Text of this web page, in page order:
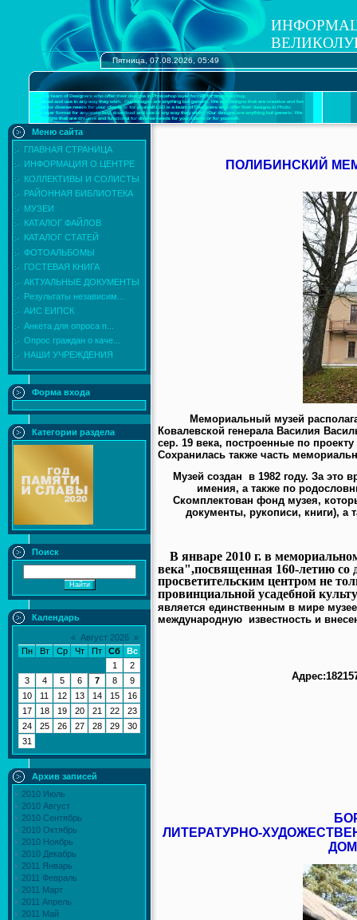
Пятница, 07.08.2026, 05:49
Меню сайта
ГЛАВНАЯ СТРАНИЦА
ИНФОРМАЦИЯ О ЦЕНТРЕ
КОЛЛЕКТИВЫ И СОЛИСТЫ
РАЙОННАЯ БИБЛИОТЕКА
МУЗЕИ
КАТАЛОГ ФАЙЛОВ
КАТАЛОГ СТАТЕЙ
ФОТОАЛЬБОМЫ
ГОСТЕВАЯ КНИГА
АКТУАЛЬНЫЕ ДОКУМЕНТЫ
Результаты независим...
АИС ЕИПСК
Анкета для опроса п...
Опрос граждан о каче...
НАШИ УЧРЕЖДЕНИЯ
Форма входа
Категории раздела
Поиск
Календарь
« Август 2026 »
Пн
Вт Ср Чт Пт Сб
Вс
1
2
3
4 5 6 7 8
9
10
11 12 13 14 15
16
17
18 19 20 21 22
23
24
25 26 27 28 29
30
31
Архив записей
2010 Июль
2010 Август
2010 Сентябрь
2010 Октябрь
2010 Ноябрь
2010 Декабрь
2011 Январь
2011 Февраль
2011 Март
2011 Апрель
2011 Май
ПОЛИБИНСКИЙ
Мемориальный музей
Ковалевской генерала Василия
сер. 19 века, построенные по
Сохранилась также часть
Музей создан в 1982 году. За это
имения, а также по
Скомплектован фонд музея,
документы, рукописи, книги), а
В январе 2010 г. в
века",посвященная 160-летию
просветительским центром не
провинциальной усадебной
является единственным в мире
международную известность и
Б
ЛИТЕРАТУРНО-